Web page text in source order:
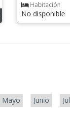
Habitación
No disponible
Mayo Junio